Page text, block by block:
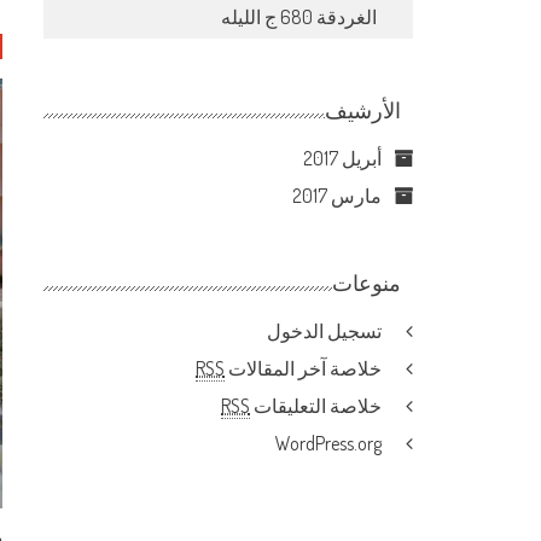
الغردقة 680 ج الليله
الأرشيف
أبريل 2017
مارس 2017
منوعات
تسجيل الدخول
خلاصة آخر المقالات RSS
خلاصة التعليقات RSS
WordPress.org